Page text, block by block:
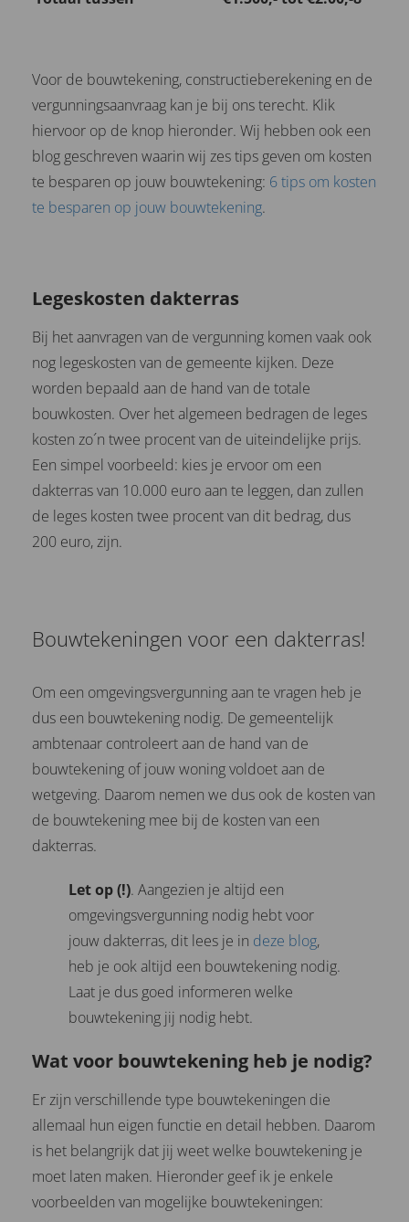
Voor de bouwtekening, constructieberekening en de
vergunningsaanvraag kan je bij ons terecht. Klik
hiervoor op de knop hieronder. Wij hebben ook een
blog geschreven waarin wij zes tips geven om kosten
te besparen op jouw bouwtekening: 6 tips om kosten
te besparen op jouw bouwtekening.
Legeskosten dakterras
Bij het aanvragen van de vergunning komen vaak ook
nog legeskosten van de gemeente kijken. Deze
worden bepaald aan de hand van de totale
bouwkosten. Over het algemeen bedragen de leges
kosten zo´n twee procent van de uiteindelijke prijs.
Een simpel voorbeeld: kies je ervoor om een
dakterras van 10.000 euro aan te leggen, dan zullen
de leges kosten twee procent van dit bedrag, dus
200 euro, zijn.
Bouwtekeningen voor een dakterras!
Om een omgevingsvergunning aan te vragen heb je
dus een bouwtekening nodig. De gemeentelijk
ambtenaar controleert aan de hand van de
bouwtekening of jouw woning voldoet aan de
wetgeving. Daarom nemen we dus ook de kosten van
de bouwtekening mee bij de kosten van een
dakterras.
Let op (!). Aangezien je altijd een
omgevingsvergunning nodig hebt voor
jouw dakterras, dit lees je in deze blog,
heb je ook altijd een bouwtekening nodig.
Laat je dus goed informeren welke
bouwtekening jij nodig hebt.
Wat voor bouwtekening heb je nodig?
Er zijn verschillende type bouwtekeningen die
allemaal hun eigen functie en detail hebben. Daarom
is het belangrijk dat jij weet welke bouwtekening je
moet laten maken. Hieronder geef ik je enkele
voorbeelden van mogelijke bouwtekeningen: